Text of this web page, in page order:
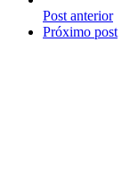
Post anterior
Próximo post